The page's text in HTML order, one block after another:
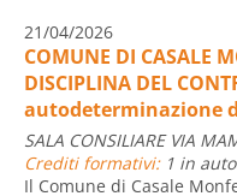
21/04/2026
COMUNE DI CASALE
DISCIPLINA DEL
autodeterminazione
SALA CONSILIARE VIA
Crediti formativi:1 in
Il Comune di Casale